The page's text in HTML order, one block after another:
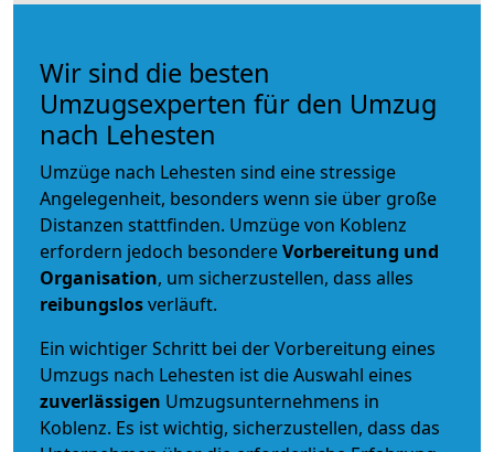
Wir sind die besten
Umzugsexperten für den Umzug
nach Lehesten
Umzüge nach Lehesten sind eine stressige
Angelegenheit, besonders wenn sie über große
Distanzen stattfinden. Umzüge von Koblenz
erfordern jedoch besondereVorbereitung und
Organisation, um sicherzustellen, dass alles
reibungslosverläuft.
Ein wichtiger Schritt bei der Vorbereitung eines
Umzugs nach Lehesten ist die Auswahl eines
zuverlässigen Umzugsunternehmens in
Koblenz. Es ist wichtig, sicherzustellen, dass das